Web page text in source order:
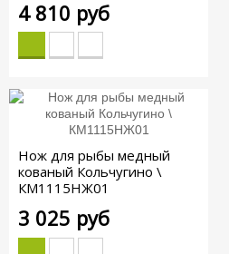
4 810 руб
Нож для рыбы медный
кованый Кольчугино \
КМ1115НЖ01
3 025 руб